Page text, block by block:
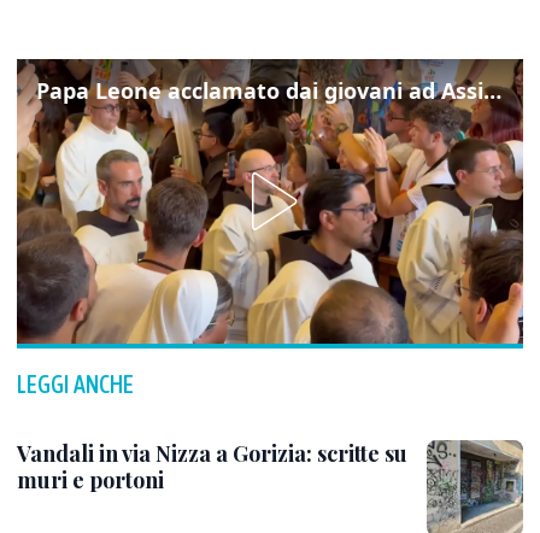
Papa Leone acclamato dai giovani ad Assisi: cori e applausi
LEGGI ANCHE
Vandali in via Nizza a Gorizia: scritte su
muri e portoni